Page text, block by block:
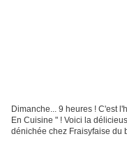
Dimanche... 9 heures ! C'est
En Cuisine " ! Voici la
dénichée chez Fraisyfaise du